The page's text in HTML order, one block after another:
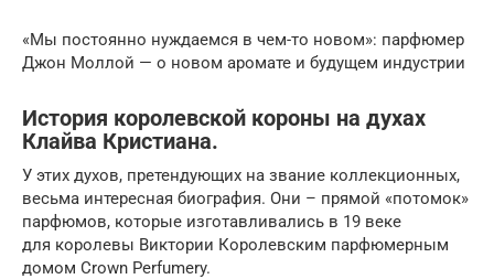
«Мы постоянно нуждаемся в чем-то новом»: парфюмер
Джон Моллой — о новом аромате и будущем индустрии
История королевской короны на духах
Клайва Кристиана.
У этих духов, претендующих на звание коллекционных,
весьма интересная биография. Они – прямой «потомок»
парфюмов, которые изготавливались в 19 веке
для королевы Виктории Королевским парфюмерным
домом Crown Perfumery.